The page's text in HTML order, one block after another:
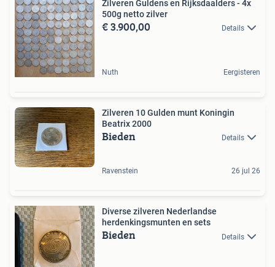
Zilveren Guldens en Rijksdaalders - 4x
500g netto zilver
€ 3.900,00 Details
Nuth Eergisteren
Zilveren 10 Gulden munt Koningin
Beatrix 2000
Bieden Details
Ravenstein 26 jul 26
Diverse zilveren Nederlandse
herdenkingsmunten en sets
Bieden Details